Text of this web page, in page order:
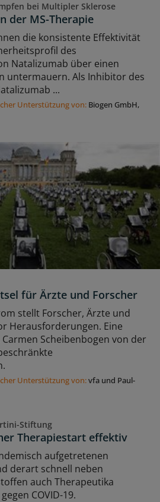
bei Multipler Sklerose
der MS-Therapie
die konsistente Effektivität
des
Natalizumab über einen
untermauern. Als Inhibitor des
...
Unterstützung von: Biogen GmbH,
für Ärzte und Forscher
stellt Forscher, Ärzte und
Herausforderungen. Eine
Scheibenbogen von der
Unterstützung von:vfa und Paul-
Stiftung
Therapiestart effektiv
aufgetretenen
derart schnell neben
auch Therapeutika
COVID-19.